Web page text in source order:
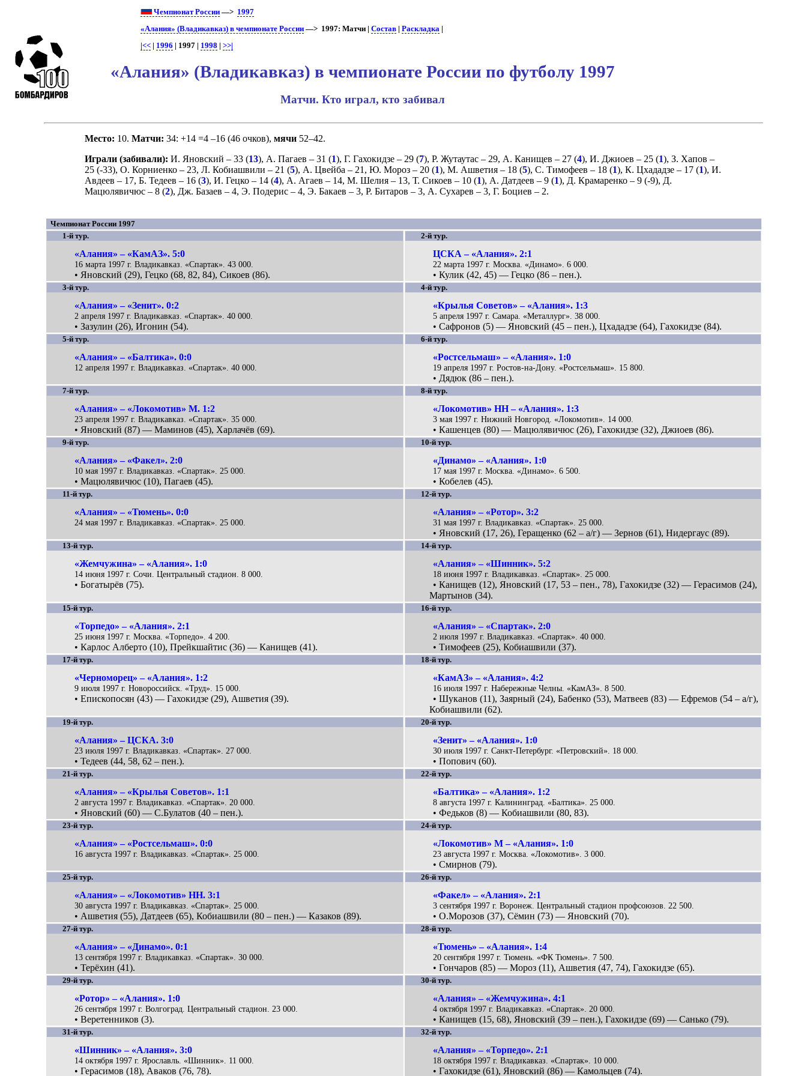
Чемпионат России—> 1997
«Алания» (Владикавказ) в чемпионате России—> 1997: Матчи | Состав| Раскладка |
|<<| 1996 | 1997 | 1998 | >>|
«Алания» (Владикавказ) в чемпионате России по футболу 1997
Матчи. Кто играл, кто забивал
Место: 10. Матчи: 34: +14 =4 –16 (46 очков), мячи 52–42.
Играли (забивали): И. Яновский – 33 (13), А. Пагаев – 31 (1), Г. Гахокидзе– 29 (7), Р. Жутаутас– 29, А. Канищев – 27 (4), И. Джиоев – 25 (1), З. Хапов –
25 (-33), О. Корниенко– 23, Л. Кобиашвили – 21 (5), А. Цвейба – 21, Ю. Мороз– 20 (1), М. Ашветия– 18 (5), С. Тимофеев – 18 (1), К. Цхададзе– 17 (1), И.
Авдеев – 17, Б. Тедеев – 16 (3), И. Гецко– 14 (4), А. Агаев – 14, М. Шелия– 13, Т. Сикоев – 10 (1), А. Датдеев – 9 (1), Д. Крамаренко– 9 (-9), Д.
Мацюлявичюс– 8 (2), Дж. Базаев – 4, Э. Подерис– 4, Э. Бакаев – 3, Р. Битаров – 3, А. Сухарев – 3, Г. Боциев – 2.
Чемпионат России 1997
1-й тур.
«Алания» – «КамАЗ». 5:0
16 марта 1997 г. Владикавказ. «Спартак». 43 000.
• Яновский (29), Гецко (68, 82, 84), Сикоев (86).
2-й тур.
ЦСКА – «Алания». 2:1
22 марта 1997 г. Москва. «Динамо». 6 000.
• Кулик (42, 45) — Гецко (86 – пен.).
3-й тур.
«Алания» – «Зенит». 0:2
2 апреля 1997 г. Владикавказ. «Спартак». 40 000.
• Зазулин (26), Игонин (54).
4-й тур.
«Крылья Советов» – «Алания». 1:3
5 апреля 1997 г. Самара. «Металлург». 38 000.
• Сафронов (5) — Яновский (45 – пен.), Цхададзе (64), Гахокидзе (84).
5-й тур.
«Алания» – «Балтика». 0:0
12 апреля 1997 г. Владикавказ. «Спартак». 40 000.
6-й тур.
«Ростсельмаш» – «Алания». 1:0
19 апреля 1997 г. Ростов-на-Дону. «Ростсельмаш». 15 800.
• Дядюк (86 – пен.).
7-й тур.
«Алания» – «Локомотив» М. 1:2
23 апреля 1997 г. Владикавказ. «Спартак». 35 000.
• Яновский (87) — Маминов (45), Харлачёв (69).
8-й тур.
«Локомотив» НН – «Алания». 1:3
3 мая 1997 г. Нижний Новгород. «Локомотив». 14 000.
• Кашенцев (80) — Мацюлявичюс (26), Гахокидзе (32), Джиоев (86).
9-й тур.
«Алания» – «Факел». 2:0
10 мая 1997 г. Владикавказ. «Спартак». 25 000.
• Мацюлявичюс (10), Пагаев (45).
10-й тур.
«Динамо» – «Алания». 1:0
17 мая 1997 г. Москва. «Динамо». 6 500.
• Кобелев (45).
11-й тур.
«Алания» – «Тюмень». 0:0
24 мая 1997 г. Владикавказ. «Спартак». 25 000.
12-й тур.
«Алания» – «Ротор». 3:2
31 мая 1997 г. Владикавказ. «Спартак». 25 000.
• Яновский (17, 26), Геращенко (62 – а/г) — Зернов (61), Нидергаус (89).
13-й тур.
«Жемчужина» – «Алания». 1:0
14 июня 1997 г. Сочи. Центральный стадион. 8 000.
• Богатырёв (75).
14-й тур.
«Алания» – «Шинник». 5:2
18 июня 1997 г. Владикавказ. «Спартак». 25 000.
• Канищев (12), Яновский (17, 53 – пен., 78), Гахокидзе (32) — Герасимов (24),
Мартынов (34).
15-й тур.
«Торпедо» – «Алания». 2:1
25 июня 1997 г. Москва. «Торпедо». 4 200.
• Карлос Алберто (10), Прейкшайтис (36) — Канищев (41).
16-й тур.
«Алания» – «Спартак». 2:0
2 июля 1997 г. Владикавказ. «Спартак». 40 000.
• Тимофеев (25), Кобиашвили (37).
17-й тур.
«Черноморец» – «Алания». 1:2
9 июля 1997 г. Новороссийск. «Труд». 15 000.
• Епископосян (43) — Гахокидзе (29), Ашветия (39).
18-й тур.
«КамАЗ» – «Алания». 4:2
16 июля 1997 г. Набережные Челны. «КамАЗ». 8 500.
• Шуканов (11), Заярный (24), Бабенко (53), Матвеев (83) — Ефремов (54 – а/г),
Кобиашвили (62).
19-й тур.
«Алания» – ЦСКА. 3:0
23 июля 1997 г. Владикавказ. «Спартак». 27 000.
• Тедеев (44, 58, 62 – пен.).
20-й тур.
«Зенит» – «Алания». 1:0
30 июля 1997 г. Санкт-Петербург. «Петровский». 18 000.
• Попович (60).
21-й тур.
«Алания» – «Крылья Советов». 1:1
2 августа 1997 г. Владикавказ. «Спартак». 20 000.
• Яновский (60) — С.Булатов (40 – пен.).
22-й тур.
«Балтика» – «Алания». 1:2
8 августа 1997 г. Калининград. «Балтика». 25 000.
• Федьков (8) — Кобиашвили (80, 83).
23-й тур.
«Алания» – «Ростсельмаш». 0:0
16 августа 1997 г. Владикавказ. «Спартак». 25 000.
24-й тур.
«Локомотив» М – «Алания». 1:0
23 августа 1997 г. Москва. «Локомотив». 3 000.
• Смирнов (79).
25-й тур.
«Алания» – «Локомотив» НН. 3:1
30 августа 1997 г. Владикавказ. «Спартак». 25 000.
• Ашветия (55), Датдеев (65), Кобиашвили (80 – пен.) — Казаков (89).
26-й тур.
«Факел» – «Алания». 2:1
3 сентября 1997 г. Воронеж. Центральный стадион профсоюзов. 22 500.
• О.Морозов (37), Сёмин (73) — Яновский (70).
27-й тур.
«Алания» – «Динамо». 0:1
13 сентября 1997 г. Владикавказ. «Спартак». 30 000.
• Терёхин (41).
28-й тур.
«Тюмень» – «Алания». 1:4
20 сентября 1997 г. Тюмень. «ФК Тюмень». 7 500.
• Гончаров (85) — Мороз (11), Ашветия (47, 74), Гахокидзе (65).
29-й тур.
«Ротор» – «Алания». 1:0
26 сентября 1997 г. Волгоград. Центральный стадион. 23 000.
• Веретенников (3).
30-й тур.
«Алания» – «Жемчужина». 4:1
4 октября 1997 г. Владикавказ. «Спартак». 20 000.
• Канищев (15, 68), Яновский (39 – пен.), Гахокидзе (69) — Санько (79).
31-й тур.
«Шинник» – «Алания». 3:0
14 октября 1997 г. Ярославль. «Шинник». 11 000.
• Герасимов (18), Аваков (76, 78).
32-й тур.
«Алания» – «Торпедо». 2:1
18 октября 1997 г. Владикавказ. «Спартак». 10 000.
• Гахокидзе (61), Яновский (86) — Камольцев (74).